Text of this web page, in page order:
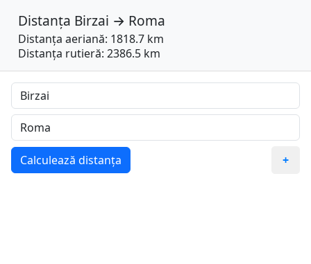
Distanța Birzai → Roma
Distanța aeriană: 1818.7 km
Distanța rutieră: 2386.5 km
Calculează distanța +